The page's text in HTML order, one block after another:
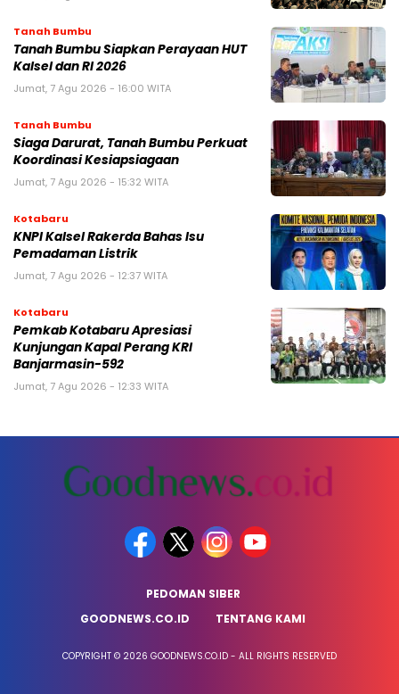
Tanah Bumbu
Tanah Bumbu Siapkan Perayaan HUT
Kalsel dan RI 2026
Jumat, 7 Agu 2026 - 16:00 WITA
Tanah Bumbu
Siaga Darurat, Tanah Bumbu Perkuat
Koordinasi Kesiapsiagaan
Jumat, 7 Agu 2026 - 15:32 WITA
Kotabaru
KNPI Kalsel Rakerda Bahas Isu
Pemadaman Listrik
Jumat, 7 Agu 2026 - 12:37 WITA
Kotabaru
Pemkab Kotabaru Apresiasi
Kunjungan Kapal Perang KRI
Banjarmasin-592
Jumat, 7 Agu 2026 - 12:33 WITA
PEDOMAN SIBER
GOODNEWS.CO.ID
TENTANG KAMI
COPYRIGHT © 2026 GOODNEWS.CO.ID - ALL RIGHTS RESERVED